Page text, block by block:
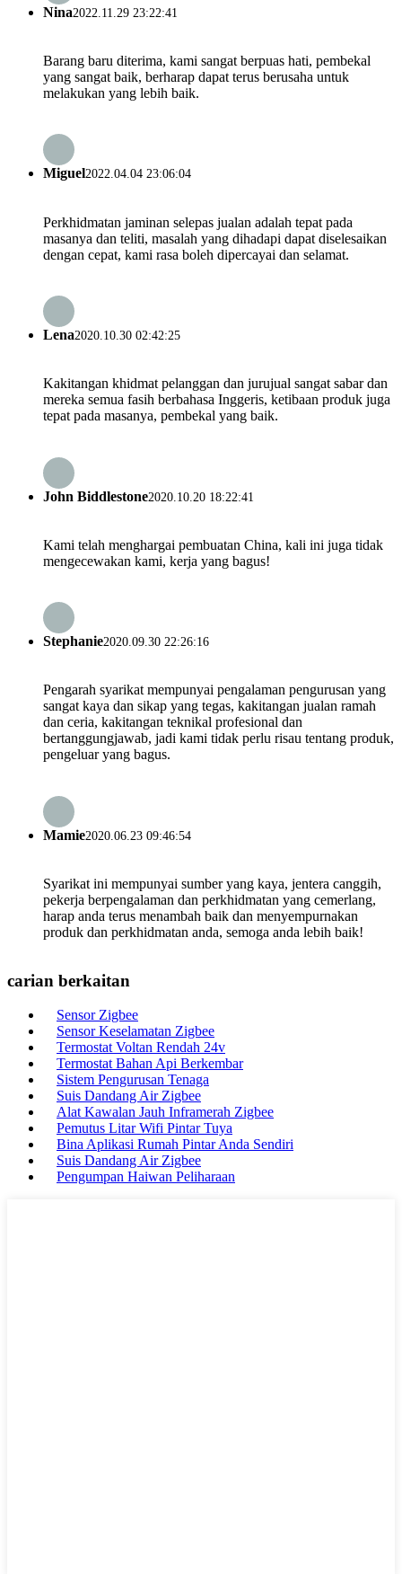
Nina2022.11.29 23:22:41
Barang baru diterima, kami sangat berpuas hati, pembekal
yang sangat baik, berharap dapat terus berusaha untuk
melakukan yang lebih baik.
Miguel2022.04.04 23:06:04
Perkhidmatan jaminan selepas jualan adalah tepat pada
masanya dan teliti, masalah yang dihadapi dapat diselesaikan
dengan cepat, kami rasa boleh dipercayai dan selamat.
Lena2020.10.30 02:42:25
Kakitangan khidmat pelanggan dan jurujual sangat sabar dan
mereka semua fasih berbahasa Inggeris, ketibaan produk juga
tepat pada masanya, pembekal yang baik.
John Biddlestone2020.10.20 18:22:41
Kami telah menghargai pembuatan China, kali ini juga tidak
mengecewakan kami, kerja yang bagus!
Stephanie2020.09.30 22:26:16
Pengarah syarikat mempunyai pengalaman pengurusan yang
sangat kaya dan sikap yang tegas, kakitangan jualan ramah
dan ceria, kakitangan teknikal profesional dan
bertanggungjawab, jadi kami tidak perlu risau tentang produk,
pengeluar yang bagus.
Mamie2020.06.23 09:46:54
Syarikat ini mempunyai sumber yang kaya, jentera canggih,
pekerja berpengalaman dan perkhidmatan yang cemerlang,
harap anda terus menambah baik dan menyempurnakan
produk dan perkhidmatan anda, semoga anda lebih baik!
carian berkaitan
Sensor Zigbee
Sensor Keselamatan Zigbee
Termostat Voltan Rendah 24v
Termostat Bahan Api Berkembar
Sistem Pengurusan Tenaga
Suis Dandang Air Zigbee
Alat Kawalan Jauh Inframerah Zigbee
Pemutus Litar Wifi Pintar Tuya
Bina Aplikasi Rumah Pintar Anda Sendiri
Suis Dandang Air Zigbee
Pengumpan Haiwan Peliharaan